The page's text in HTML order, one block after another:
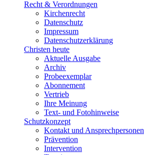
Recht & Verordnungen
Kirchenrecht
Datenschutz
Impressum
Datenschutzerklärung
Christen heute
Aktuelle Ausgabe
Archiv
Probeexemplar
Abonnement
Vertrieb
Ihre Meinung
Text- und Fotohinweise
Schutzkonzept
Kontakt und Ansprechpersonen
Prävention
Intervention